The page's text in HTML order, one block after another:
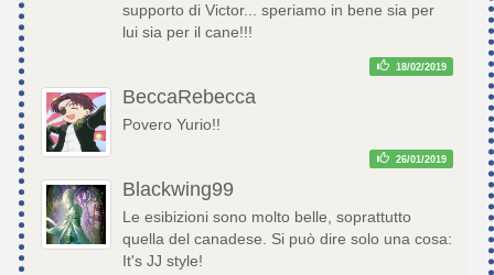
supporto di Victor... speriamo in bene sia per
lui sia per il cane!!!
18/02/2019
BeccaRebecca
Povero Yurio!!
26/01/2019
Blackwing99
Le esibizioni sono molto belle, soprattutto
quella del canadese. Si può dire solo una cosa:
It's JJ style!